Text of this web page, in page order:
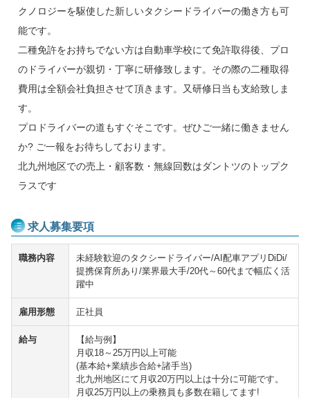
クノロジーを駆使した新しいタクシードライバーの働き方も可
能です。
二種免許をお持ちでない方は自動車学校にて免許取得後、プロ
のドライバーが親切・丁寧に研修致します。その際の二種取得
費用は全額会社負担させて頂きます。又研修日当も支給致しま
す。
プロドライバーの道もすぐそこです。ぜひご一緒に働きません
か? ご一報をお待ちしております。
北九州地区での売上・顧客数・無線回数はダントツのトップク
ラスです
求人募集要項
職務内容
未経験歓迎のタクシードライバー/AI配車アプリDiDi/
提携保育所あり/業界最大手/20代～60代まで幅広く活
躍中
雇用形態 正社員
給与
【給与例】
月収18～25万円以上可能
(基本給+業績歩合給+諸手当)
北九州地区にて月収20万円以上は十分に可能です。
月収25万円以上の乗務員も多数在籍してます!